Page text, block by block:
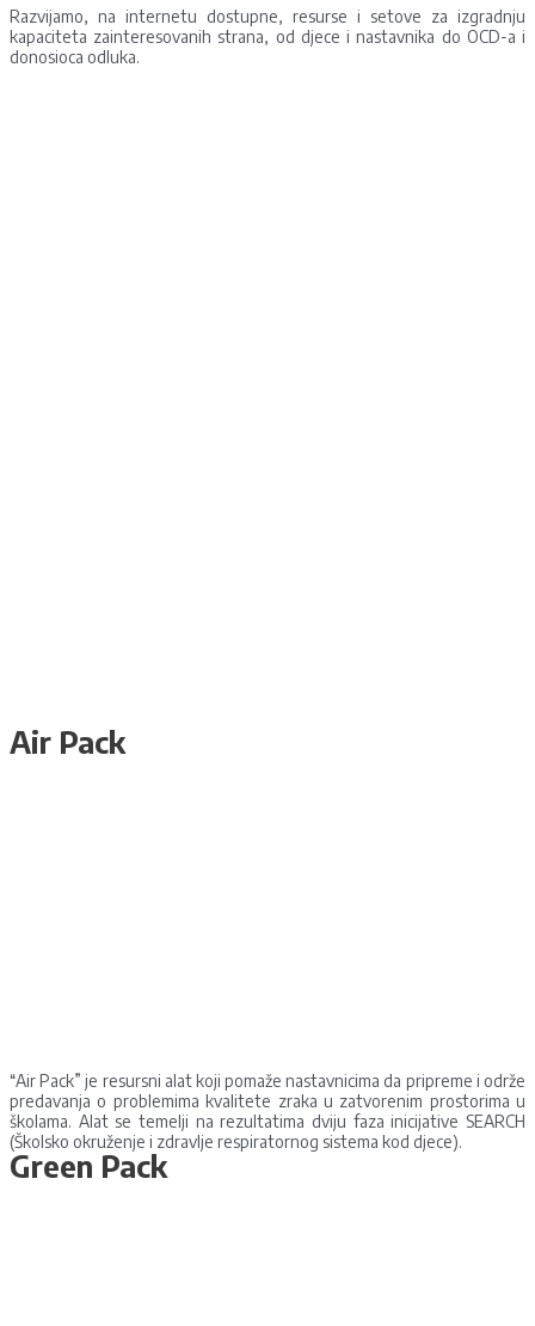
Razvijamo, na internetu dostupne, resurse i setove za izgradnju
kapaciteta zainteresovanih strana, od djece i nastavnika do OCD-a i
donosioca odluka.
Air Pack
“Air Pack” je resursni alat koji pomaže nastavnicima da pripreme i održe
predavanja o problemima kvalitete zraka u zatvorenim prostorima u
školama. Alat se temelji na rezultatima dviju faza inicijative SEARCH
(Školsko okruženje i zdravlje respiratornog sistema kod djece).
Green Pack